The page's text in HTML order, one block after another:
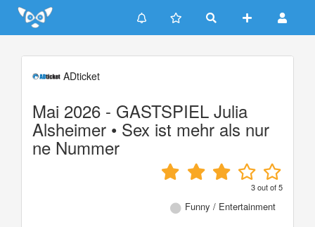
Update cookies preferences
ADticket
Mai 2026 - GASTSPIEL Julia
Alsheimer • Sex ist mehr als nur
ne Nummer
3out of5
Funny / Entertainment